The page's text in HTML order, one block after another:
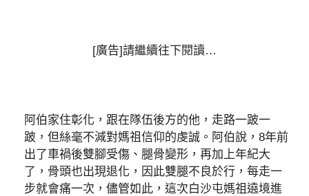
[廣告]請繼續往下閱讀…
阿伯家住彰化，跟在隊伍後方的他，走路一跛一
跛，但絲毫不減對媽祖信仰的虔誠。阿伯說，8年前
出了車禍後雙腳受傷、腿骨變形，再加上年紀大
了，骨頭也出現退化，因此雙腿不良於行，每走一
步就會痛一次，儘管如此，這次白沙屯媽祖遶境進